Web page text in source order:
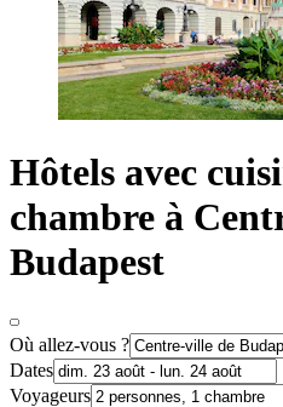
Hôtels avec
chambre à
Budapest
Où allez-vous ?
Dates
Voyageurs